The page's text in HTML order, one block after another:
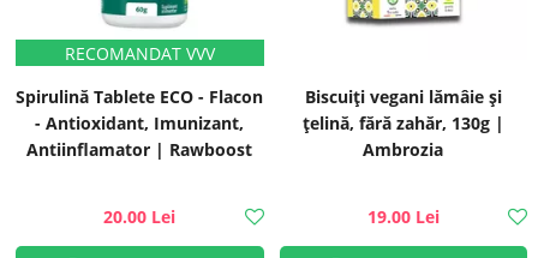
Spirulină Tablete ECO - Flacon
- Antioxidant, Imunizant,
Antiinflamator | Rawboost
20.00 Lei
Biscuiţi vegani lămâie și
țelină, fără zahăr, 130g |
Ambrozia
19.00 Lei